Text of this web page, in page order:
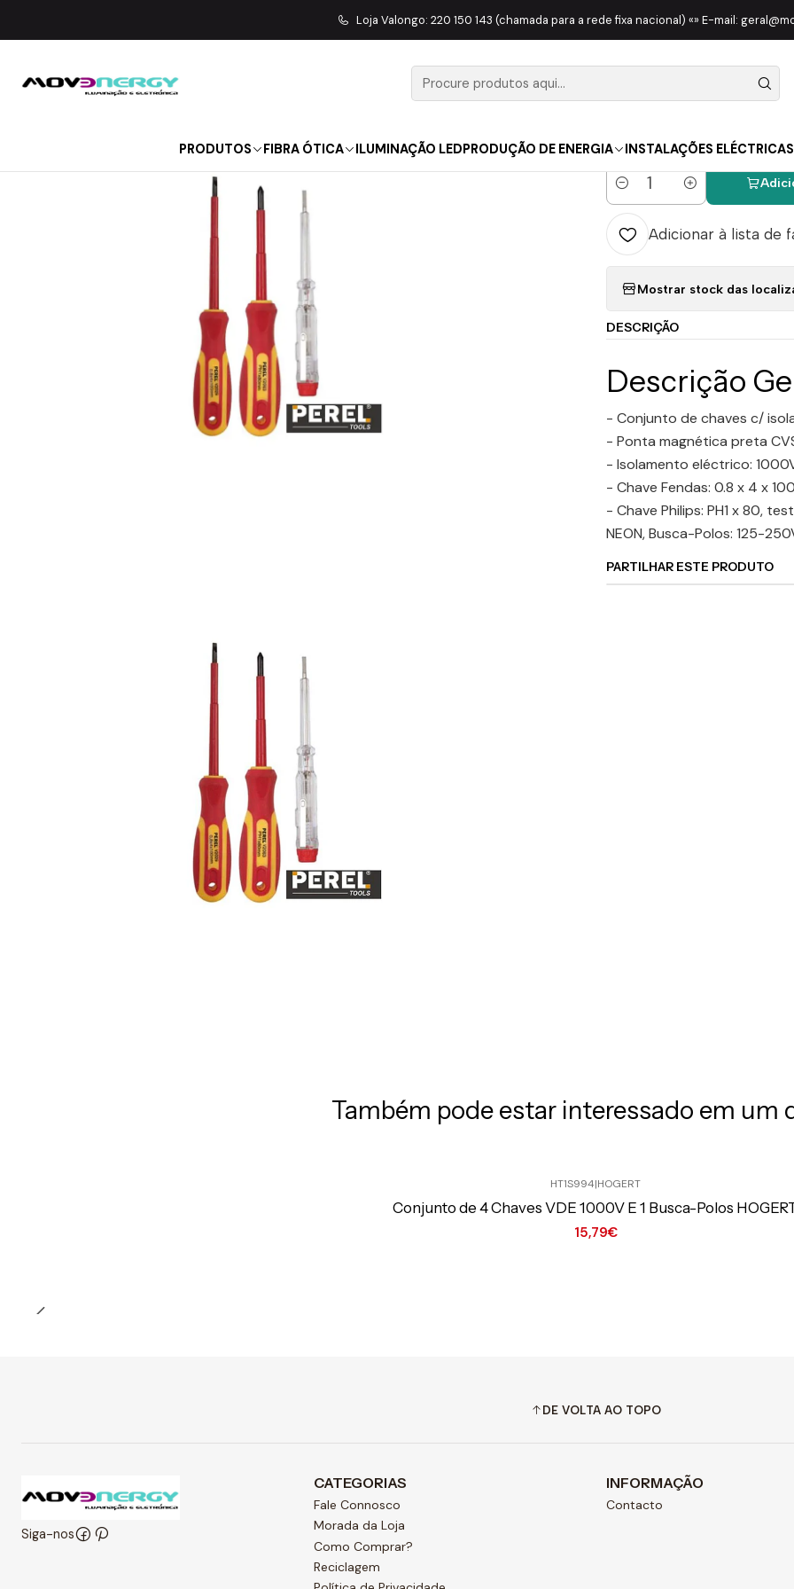
PRODUTOS FIBRA ÓTICA ILUMINAÇÃO LEDPRODUÇÃO DE ENERGIA INSTALAÇÕES ELÉCTRICAS
Loja Valongo: 220 150 143 (chamada para a rede fixa nacional) «» E-mail:
Início FERRAMENTAS Diversa Conjunto de 2 Chaves VDE 1000V E 1 Busca-
Conjunto
E 1 Busca-
Quantidade
Adicionar à lista de
Mostrar stock das
DESCRIÇÃO
Descrição
- Conjunto de chaves c/
- Ponta magnética preta
- Isolamento eléctrico:
- Chave Fendas: 0.8 x 4 x
- Chave Philips: PH1 x 80,
NEON, Busca-Polos: 125-
PARTILHAR ESTE PRODUTO
Também pode estar interessado em um
HT1S994|HOGERT
Conjunto de 4 Chaves VDE 1000V E 1 Busca-Polos
15,79€
DE VOLTA AO TOPO
Siga-nos
CATEGORIAS
Fale Connosco
Morada da Loja
Como Comprar?
Reciclagem
INFORMAÇÃO
Contacto